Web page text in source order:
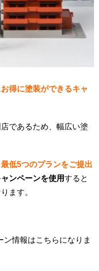
お得に塗装ができるキャ
であるため、幅広い塗
最低5つのプランをご提出
ンペーンを使用すると
ます。
情報はこちらになりま